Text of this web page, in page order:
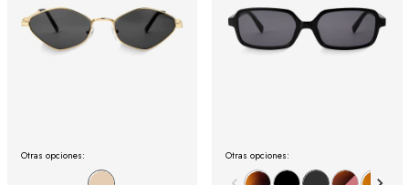
Otras opciones: Otras opciones: